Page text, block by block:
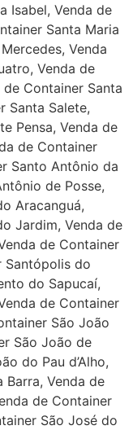
Isabel, Venda de
Santa Maria
Venda
Venda de
de Container Santa
Santa Salete,
Pensa, Venda de
de Container
Santo Antônio da
de Posse,
Aracanguá,
Jardim, Venda de
de Container
Santópolis do
do Sapucaí,
de Container
São João
São João de
do Pau d’Alho,
Barra, Venda de
de Container
São José do